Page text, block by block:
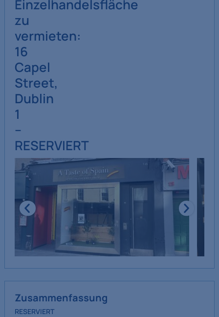
Einzelhandelsfläche
zu
vermieten:
16
Capel
Street,
Dublin
1
–
RESERVIERT
Zusammenfassung
RESERVIERT